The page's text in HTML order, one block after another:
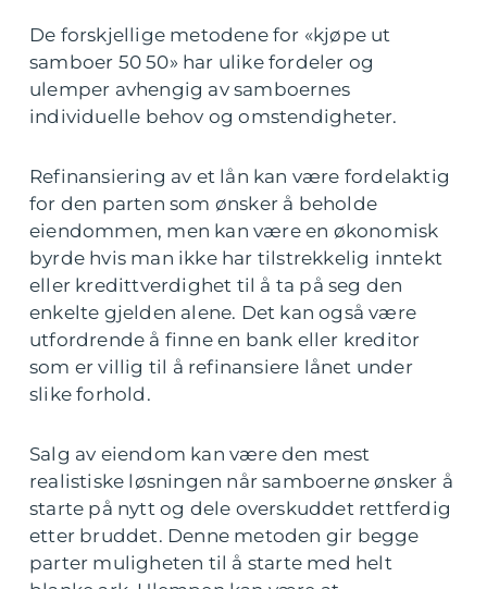
De forskjellige metodene for «kjøpe ut
samboer 50 50» har ulike fordeler og
ulemper avhengig av samboernes
individuelle behov og omstendigheter.
Refinansiering av et lån kan være fordelaktig
for den parten som ønsker å beholde
eiendommen, men kan være en økonomisk
byrde hvis man ikke har tilstrekkelig inntekt
eller kredittverdighet til å ta på seg den
enkelte gjelden alene. Det kan også være
utfordrende å finne en bank eller kreditor
som er villig til å refinansiere lånet under
slike forhold.
Salg av eiendom kan være den mest
realistiske løsningen når samboerne ønsker å
starte på nytt og dele overskuddet rettferdig
etter bruddet. Denne metoden gir begge
parter muligheten til å starte med helt